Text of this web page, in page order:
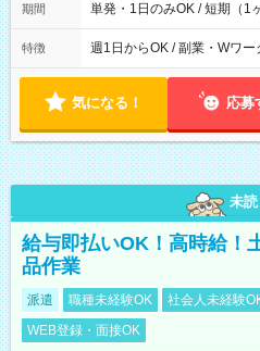
期間 単発・1日のみOK / 短期（1
特徴 週1日からOK / 副業・Wワ
気になる！ 応募
未読
給与即払いOK！高時給！
品作業
派遣 職種未経験OK 社会人未経験
WEB登録・面接OK